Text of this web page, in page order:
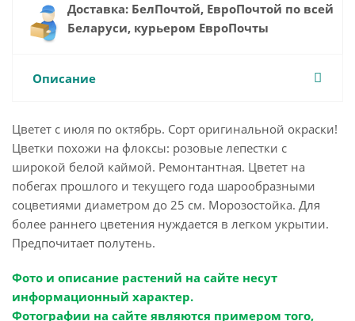
Доставка: БелПочтой, ЕвроПочтой по всей
Беларуси, курьером ЕвроПочты
Описание
Цветет с июля по октябрь. Сорт оригинальной окраски!
Цветки похожи на флоксы: розовые лепестки с
широкой белой каймой. Ремонтантная. Цветет на
побегах прошлого и текущего года шарообразными
соцветиями диаметром до 25 см. Морозостойка. Для
более раннего цветения нуждается в легком укрытии.
Предпочитает полутень.
Фото и описание растений на сайте несут
информационный характер.
Фотографии на сайте являются примером того,